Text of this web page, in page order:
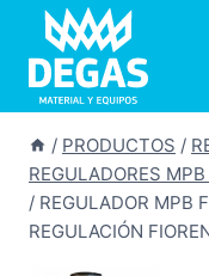
Saltar
contenido
/ PRODUCTOS /
REGULADORES
/ REGULADOR MPB
REGULACIÓN